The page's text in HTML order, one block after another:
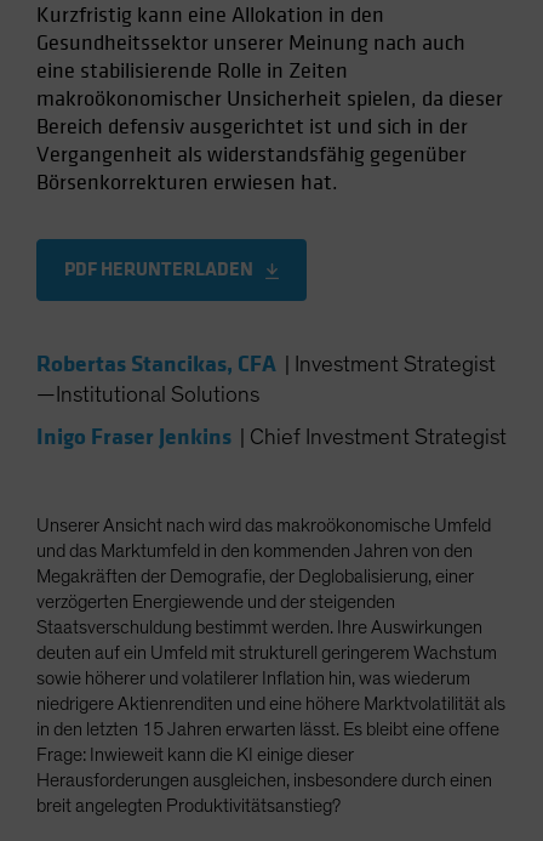
Kurzfristig kann eine Allokation in den
Gesundheitssektor unserer Meinung nach auch
eine stabilisierende Rolle in Zeiten
makroökonomischer Unsicherheit spielen, da dieser
Bereich defensiv ausgerichtet ist und sich in der
Vergangenheit als widerstandsfähig gegenüber
Börsenkorrekturen erwiesen hat.
PDF HERUNTERLADEN
Robertas Stancikas, CFA
Investment Strategist
—Institutional Solutions
Inigo Fraser Jenkins Chief Investment Strategist
Unserer Ansicht nach wird das makroökonomische Umfeld
und das Marktumfeld in den kommenden Jahren von den
Megakräften der Demografie, der Deglobalisierung, einer
verzögerten Energiewende und der steigenden
Staatsverschuldung bestimmt werden. Ihre Auswirkungen
deuten auf ein Umfeld mit strukturell geringerem Wachstum
sowie höherer und volatilerer Inflation hin, was wiederum
niedrigere Aktienrenditen und eine höhere Marktvolatilität als
in den letzten 15 Jahren erwarten lässt. Es bleibt eine offene
Frage: Inwieweit kann die KI einige dieser
Herausforderungen ausgleichen, insbesondere durch einen
breit angelegten Produktivitätsanstieg?